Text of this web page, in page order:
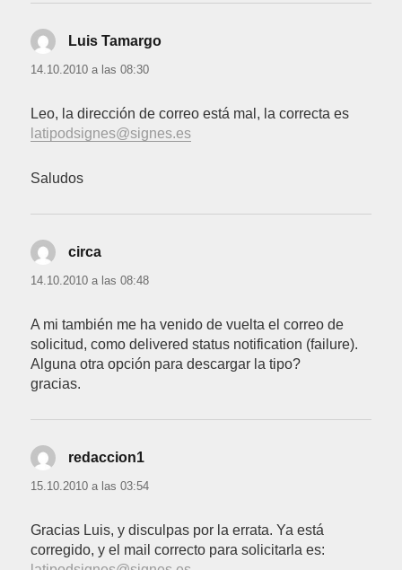
Luis Tamargo
14.10.2010 a las 08:30
Leo, la dirección de correo está mal, la correcta es
latipodsignes@signes.es
Saludos
circa
14.10.2010 a las 08:48
A mi también me ha venido de vuelta el correo de
solicitud, como delivered status notification (failure).
Alguna otra opción para descargar la tipo?
gracias.
redaccion1
15.10.2010 a las 03:54
Gracias Luis, y disculpas por la errata. Ya está
corregido, y el mail correcto para solicitarla es: